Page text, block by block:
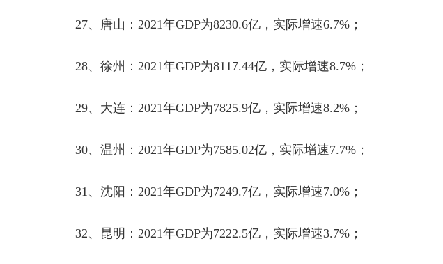
27、唐山： 2021年GDP为8230.6亿，实际增速6.7% ；
28、徐州： 2021年GDP为8117.44亿，实际增速8.7% ；
29、大连： 2021年GDP为7825.9亿，实际增速8.2% ；
30、温州： 2021年GDP为7585.02亿，实际增速7.7% ；
31、沈阳： 2021年GDP为7249.7亿，实际增速7.0% ；
32、昆明： 2021年GDP为7222.5亿，实际增速3.7% ；